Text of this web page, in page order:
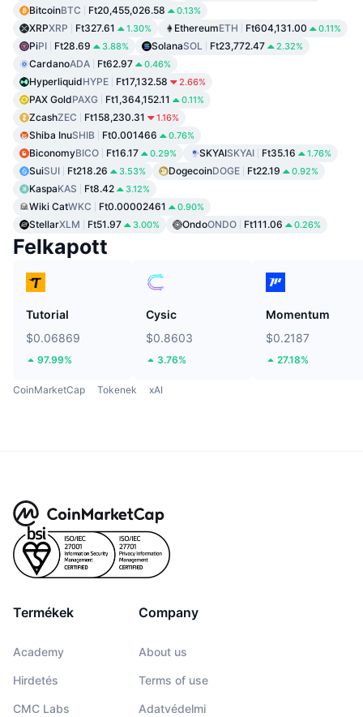
BitcoinBTC Ft20,455,026.58 0.13%
XRPXRP Ft327.61 1.30% EthereumETH Ft604,131.00 0.11%
PiPI Ft28.69 3.88% SolanaSOL Ft23,772.47 2.32%
CardanoADA Ft62.97 0.46%
HyperliquidHYPE Ft17,132.58 2.66%
PAX GoldPAXG Ft1,364,152.11 0.11%
ZcashZEC Ft158,230.31 1.16%
Shiba InuSHIB Ft0.001466 0.76%
BiconomyBICO Ft16.17 0.29% SKYAISKYAI Ft35.16 1.76%
SuiSUI Ft218.26 3.53% DogecoinDOGE Ft22.19 0.92%
KaspaKAS Ft8.42 3.12%
Wiki CatWKC Ft0.00002461 0.90%
StellarXLM Ft51.97 3.00% OndoONDO Ft111.06 0.26%
Felkapott
Tutorial
$0.06869
97.99%
Cysic
$0.8603
3.76%
Momentum
$0.2187
27.18%
CoinMarketCap Tokenek xAI
Termékek
Academy
Hirdetés
CMC Labs
Company
About us
Terms of use
Adatvédelmi